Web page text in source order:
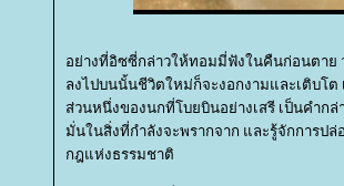
อย่างที่อิซซี่กล่าวให้ทอมมี่ฟังในคืนก่อนตาย
ลงไปบนนั้นชีวิตใหม่ก็จะงอกงามและเติบโ
ส่วนหนึ่งของนกที่โบยบินอย่างเสรี เป็นคำก
มั่นในสิ่งที่กำลังจะพรากจาก และรู้จักการป
กฎแห่งธรรมชาติ